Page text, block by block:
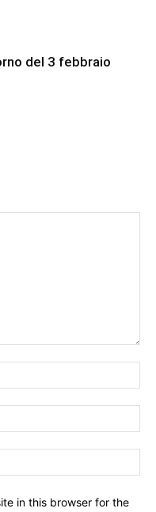
del 3 febbraio
in this browser for the